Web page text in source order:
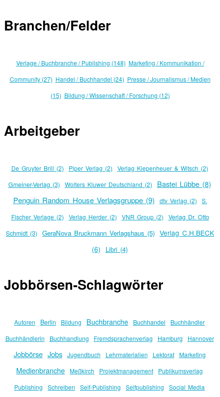
Branchen/Felder
Verlage / Buchbranche / Publishing (148) Marketing / Kommunikation /
Community (27) Handel / Buchhandel (24) Presse / Journalismus / Medien
(15) Bildung / Wissenschaft / Forschung (12)
Arbeitgeber
De Gruyter Brill (2) Piper Verlag (2) Verlag Kiepenheuer & Witsch (2)
Gmeiner-Verlag (3) Wolters Kluwer Deutschland (2)
Bastei Lübbe (8)
Penguin Random House Verlagsgruppe (9)
dtv Verlag (2)
S.
Fischer Verlage (2)
Verlag Herder (2) VNR Group (2)
Verlag Dr. Otto
Schmidt (3) GeraNova Bruckmann Verlagshaus (5) Verlag C.H.BECK
(6)
Libri (4)
Jobbörsen-Schlagwörter
Autoren Berlin Bildung Buchbranche Buchhandel
Buchhändler
Buchhändlerin
Buchhandlung Fremdsprachenverlag Hamburg Hannover
Jobbörse Jobs Jugendbuch Lehrmaterialien Lektorat Marketing
Medienbranche Meßkirch Projektmanagement
Publikumsverlag
Publishing
Schreiben Self-Publishing Selfpublishing
Social Media